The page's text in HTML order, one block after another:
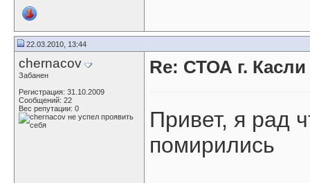
22.03.2010, 13:44
chernacov
Забанен
Регистрация: 31.10.2009
Сообщений: 22
Вес репутации: 0
Re: СТОА г.
Привет, я рад
помирились